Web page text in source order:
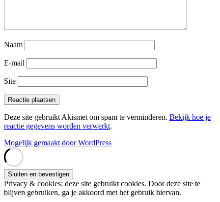
Naam
E-mail
Site
Deze site gebruikt Akismet om spam te verminderen. Bekijk hoe je
reactie gegevens worden verwerkt.
Mogelijk gemaakt door WordPress
Privacy & cookies: deze site gebruikt cookies. Door deze site te
blijven gebruiken, ga je akkoord met het gebruik hiervan.